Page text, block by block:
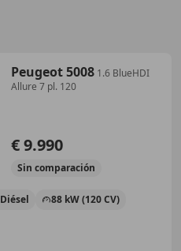
Peugeot 5008 1.6 BlueHDI
Allure 7 pl. 120
€ 9.990
Sin comparación
Diésel 88 kW (120 CV)